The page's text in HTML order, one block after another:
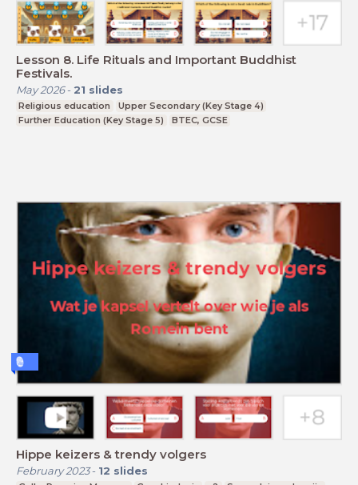
Lesson 8. Life Rituals and Important Buddhist
Festivals.
May 2026- 21 slides
Religious education
Upper Secondary (Key Stage 4)
Further Education (Key Stage 5)
BTEC, GCSE
Hippe keizers & trendy volgers
February 2023- 12 slides